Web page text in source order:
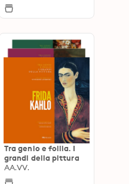
Tra genio e follia. I
grandi della pittura
AA.VV.